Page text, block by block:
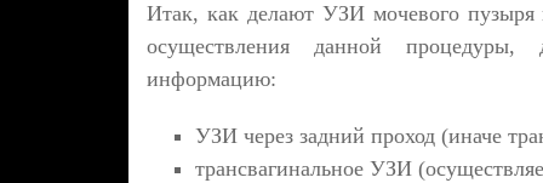
Итак, как делают УЗИ мочевого
осуществления данной
информацию:
УЗИ через задний проход (иначе
трансвагинальное УЗИ